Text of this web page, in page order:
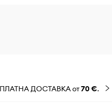
ДОСТАВКА от70 €.